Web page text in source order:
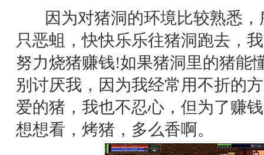
因为对猪洞的环境比较熟悉，
只恶蛆，快快乐乐往猪洞跑去，
努力烧猪赚钱!如果猪洞里的猪能
别讨厌我，因为我经常用不折的
爱的猪，我也不忍心，但为了赚
想想看，烤猪，多么香啊。